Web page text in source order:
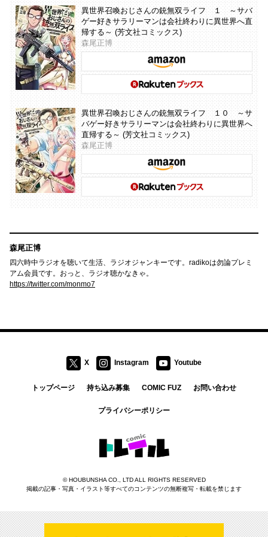
異世界召喚おじさんの銃無双ライフ １ ～サバ
ゲー好きサラリーマンは会社終わりに異世界へ直
帰する～ (芳文社コミックス)
森尾正博
異世界召喚おじさんの銃無双ライフ １０ ～サ
バゲー好きサラリーマンは会社終わりに異世界へ
直帰する～ (芳文社コミックス)
森尾正博
森尾正博
四六時中ラジオを聴いて生活、ラジオジャンキーです。radikoは勿論プレミ
アム会員です。おっと、ラジオ聴かなきゃ。
https://twitter.com/monmo7
X Instagram Youtube
トップページ 持ち込み募集 COMIC FUZ お問い合わせ
プライバシーポリシー
コミックトレイル
©HOUBUNSHA CO., LTDALL RIGHTS RESERVED
掲載の記事・写真・イラスト等すべてのコンテンツの無断複写・転載を禁じます